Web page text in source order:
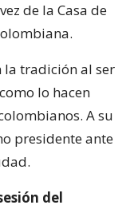
de la Casa de
la tradición al ser
lo hacen
A su
presidente ante
del